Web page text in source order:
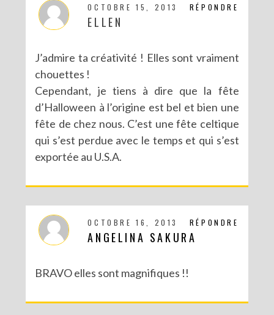
RÉPONDRE
OCTOBRE 15, 2013
ELLEN
J’admire ta créativité ! Elles sont vraiment
chouettes !
Cependant, je tiens à dire que la fête
d’Halloween à l’origine est bel et bien une
fête de chez nous. C’est une fête celtique
qui s’est perdue avec le temps et qui s’est
exportée au U.S.A.
RÉPONDRE
OCTOBRE 16, 2013
ANGELINA SAKURA
BRAVO elles sont magnifiques !!